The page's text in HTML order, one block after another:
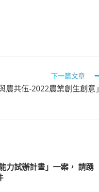
下一篇文章
與農共伍-2022農業創生創意」
力試辦計畫」一案， 請踴